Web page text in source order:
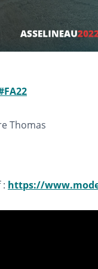
Thomas
https://